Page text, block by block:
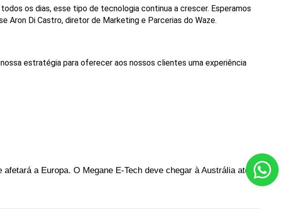
todos os dias, esse tipo de tecnologia continua a crescer. Esperamos
Aron Di Castro, diretor de Marketing e Parcerias do Waze.
estratégia para oferecer aos nossos clientes uma experiência
a Europa. O Megane E-Tech deve chegar à Austrália até o